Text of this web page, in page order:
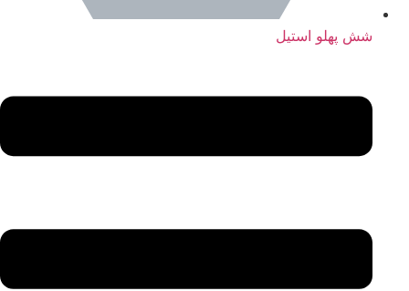
شش پهلو استیل